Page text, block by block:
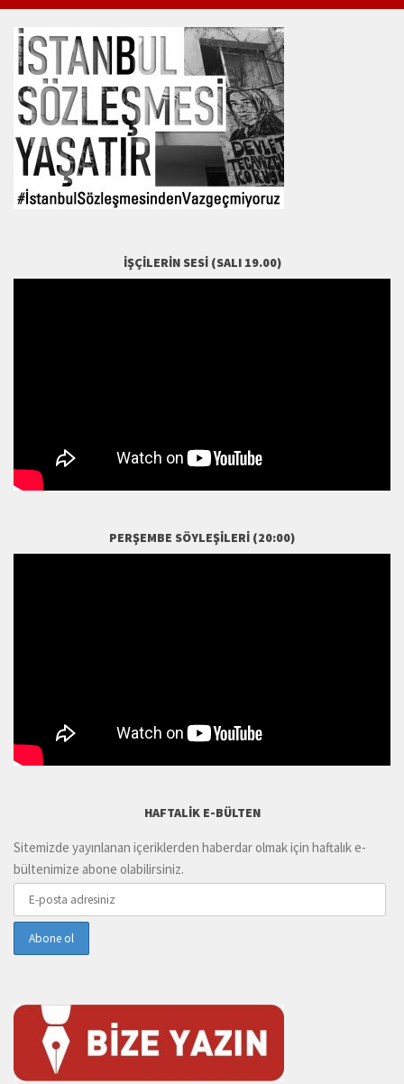
İŞÇILERIN SESI (SALI 19.00)
PERŞEMBE SÖYLEŞILERI (20:00)
HAFTALIK E-BÜLTEN
Sitemizde yayınlanan içeriklerden haberdar olmak için haftalık e-
bültenimize abone olabilirsiniz.